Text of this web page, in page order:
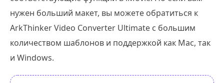
нужен больший макет, вы можете обратиться к
ArkThinker Video Converter Ultimate с большим
количеством шаблонов и поддержкой как Mac, так
и Windows.